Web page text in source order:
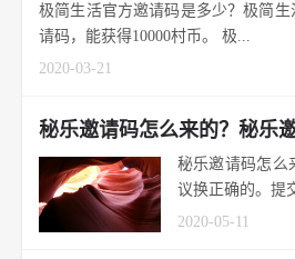
极简生活官方邀请码是多少？极简生
请码，能获得10000村币。 极...
2020-03-21
秘乐邀请码怎么来的？秘乐
秘乐邀请码怎么
议换正确的。提
2020-05-11